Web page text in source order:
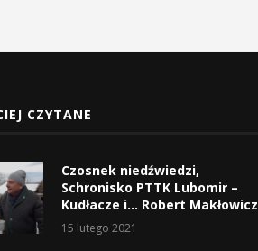
CZYTANE
Czosnek niedźwiedzi,
Schronisko PTTK Lubomir –
Kudłacze i… Robert Makłowicz
15 lutego 2021